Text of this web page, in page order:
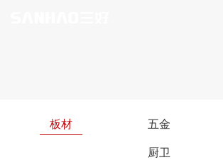
板材 五金
厨卫